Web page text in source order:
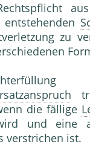
zu
die fällige
und eine
verstrichen ist.